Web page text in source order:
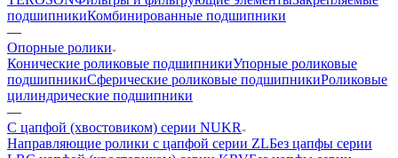
подшипникиКомбинированные подшипники
—
Опорные ролики
Конические роликовые подшипникиУпорные роликовые
подшипникиСферические роликовые подшипникиРоликовые
цилиндрические подшипники
—
С цапфой (хвостовиком) серии NUKR
Направляющие ролики с цапфой серии ZLБез цапфы серии